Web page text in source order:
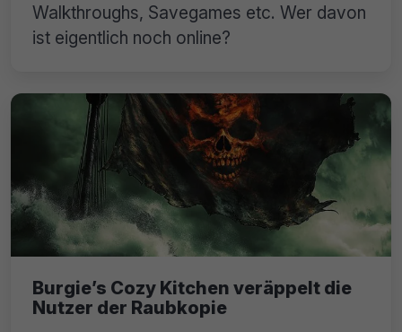
Walkthroughs, Savegames etc. Wer davon
ist eigentlich noch online?
Burgie’s Cozy Kitchen veräppelt die
Nutzer der Raubkopie